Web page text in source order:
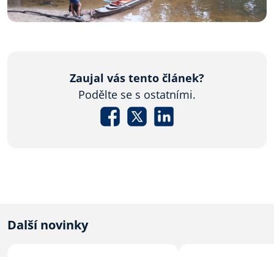
Zaujal vás tento článek?
Podělte se s ostatními.
Další novinky